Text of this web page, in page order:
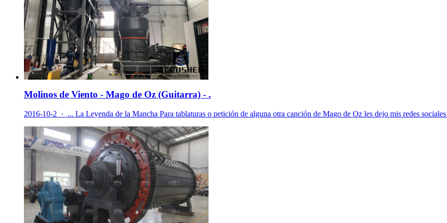
Molinos de Viento - Mago de Oz (Guitarra) - .
2016-10-2 · ... La Leyenda de la Mancha Para tablaturas o petición de alguna otra canción de Mago de Oz les dejo mis redes